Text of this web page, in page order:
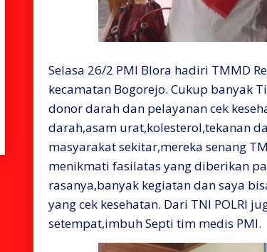
Selasa 26/2 PMI Blora hadiri TMMD
kecamatan Bogorejo. Cukup banyak
donor darah dan pelayanan cek
darah,asam urat,kolesterol,tekanan
masyarakat sekitar,mereka senang
menikmati fasilatas yang diberikan
rasanya,banyak kegiatan dan saya
yang cek kesehatan. Dari TNI POLRI
setempat,imbuh Septi tim medis PMI.